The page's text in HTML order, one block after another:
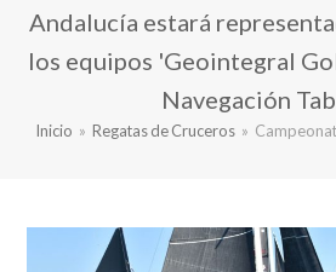
Andalucía estará
los equipos 'Geointegral
Navegación
Inicio » Regatas de Cruceros »